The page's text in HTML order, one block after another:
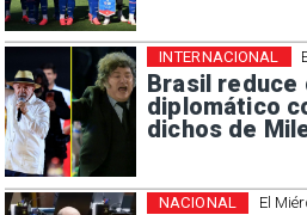
Brasil
diplomático
dichos de
INTERNACIONAL
El
NACIONAL